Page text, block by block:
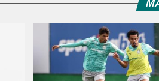
desfavoráveis reduzem